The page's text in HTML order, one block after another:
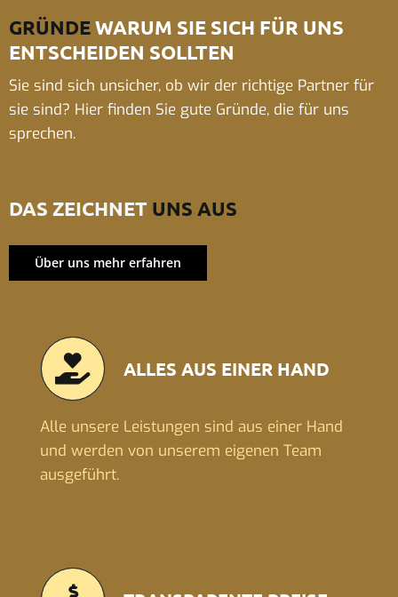
GRÜNDEWARUM SIE SICH FÜR UNS
ENTSCHEIDEN SOLLTEN
Sie sind sich unsicher, ob wir der richtige Partner für
sie sind? Hier finden Sie gute Gründe, die für uns
sprechen.
DAS ZEICHNET UNS AUS
Über uns mehr erfahren
ALLES AUS EINER HAND
Alle unsere Leistungen sind aus einer Hand
und werden von unserem eigenen Team
ausgeführt.